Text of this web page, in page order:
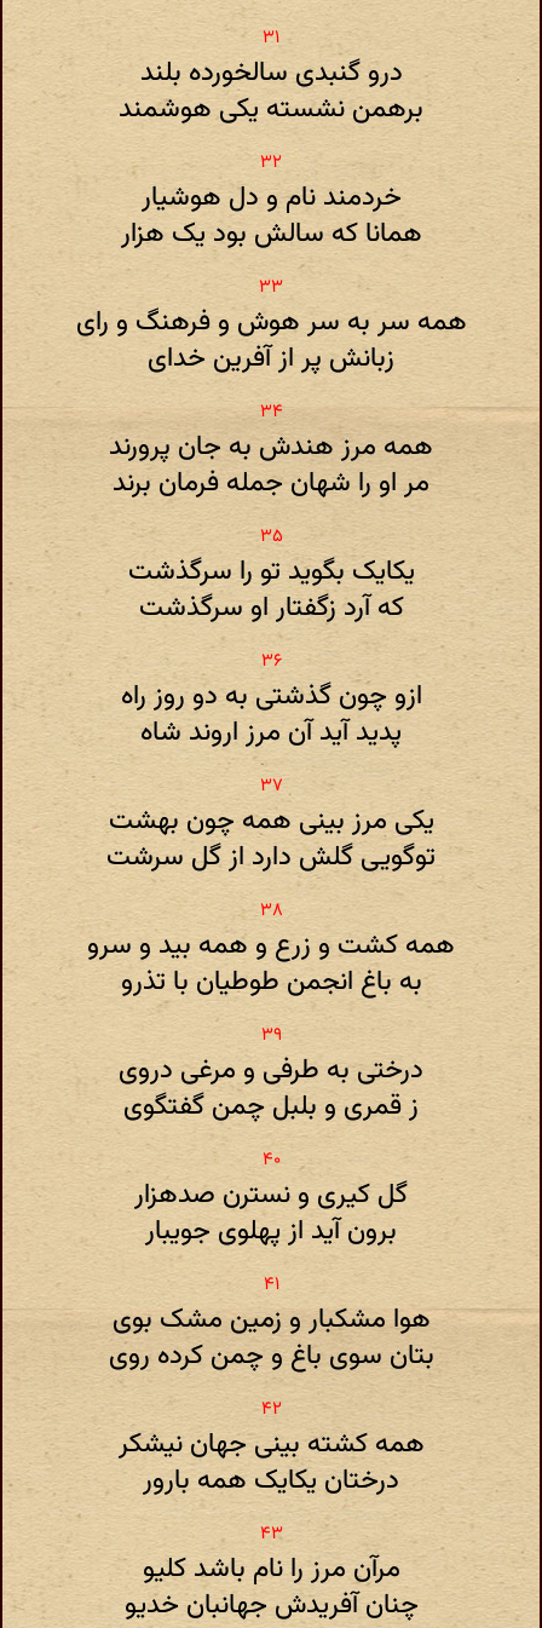
درو گنبدی سالخورده بلند
برهمن نشسته یکی هوشمند
خردمند نام و دل هوشیار
همانا که سالش بود یک هزار
همه سر به سر هوش و فرهنگ و رای
زبانش پر از آفرین خدای
همه مرز هندش به جان پرورند
مر او را شهان جمله فرمان برند
یکایک بگوید تو را سرگذشت
که آرد زگفتار او سرگذشت
ازو چون گذشتی به دو روز راه
پدید آید آن مرز اروند شاه
یکی مرز بینی همه چون بهشت
توگویی گلش دارد از گل سرشت
همه کشت و زرع و همه بید و سرو
به باغ انجمن طوطیان با تذرو
درختی به طرفی و مرغی دروی
ز قمری و بلبل چمن گفتگوی
گل کیری و نسترن صدهزار
برون آید از پهلوی جویبار
هوا مشکبار و زمین مشک بوی
بتان سوی باغ و چمن کرده روی
همه کشته بینی جهان نیشکر
درختان یکایک همه بارور
مرآن مرز را نام باشد کلیو
چنان آفریدش جهانبان خدیو